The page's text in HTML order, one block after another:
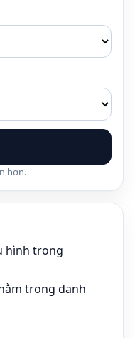
hơn.
hình trong
trong danh